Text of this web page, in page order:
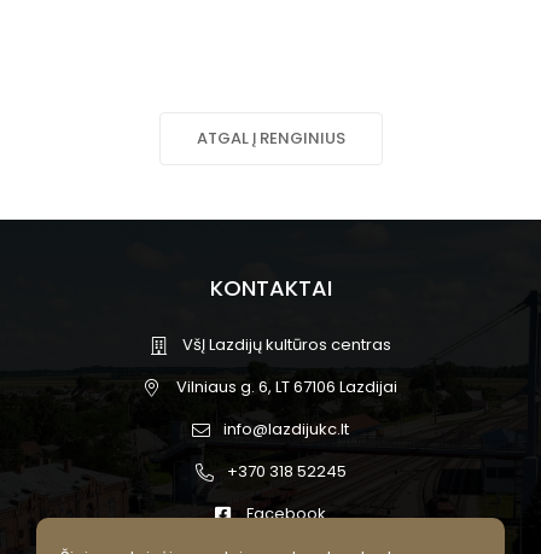
ATGAL Į RENGINIUS
KONTAKTAI
VšĮ Lazdijų kultūros centras
Vilniaus g. 6, LT 67106 Lazdijai
info@lazdijukc.lt
+370 318 52245
Facebook